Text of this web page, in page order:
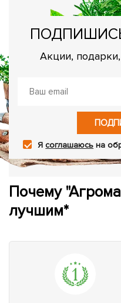
Акции,
Ясоглашаюсь на
Почему
лучшим*